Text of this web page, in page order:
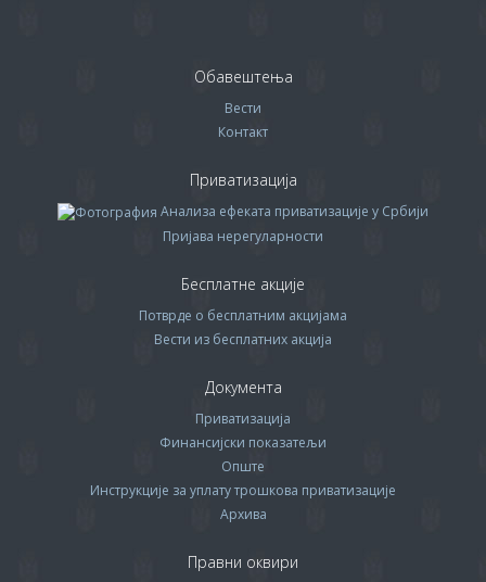
Обавештења
Вести
Контакт
Приватизација
Анализа ефеката приватизације у Србији
Пријава нерегуларности
Бесплатне акције
Потврде о бесплатним акцијама
Вести из бесплатних акција
Документа
Приватизација
Финансијски показатељи
Опште
Инструкције за уплату трошкова приватизације
Архива
Правни оквири